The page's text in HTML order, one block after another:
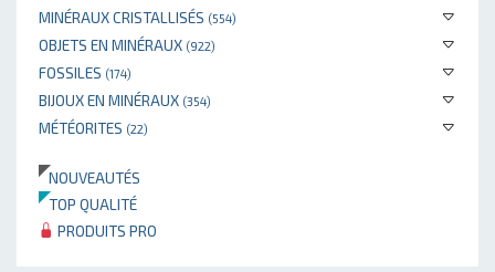
MINÉRAUX CRISTALLISÉS (554)
OBJETS EN MINÉRAUX (922)
FOSSILES (174)
BIJOUX EN MINÉRAUX (354)
MÉTÉORITES (22)
NOUVEAUTÉS
TOP QUALITÉ
PRODUITS PRO